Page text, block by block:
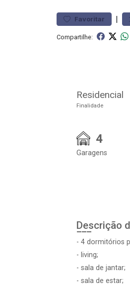
Favoritar |
Compartilhe:
Residencial
Finalidade
4
Garagens
Descrição
- 4 dormitórios
- living;
- sala de jantar;
- sala de estar;